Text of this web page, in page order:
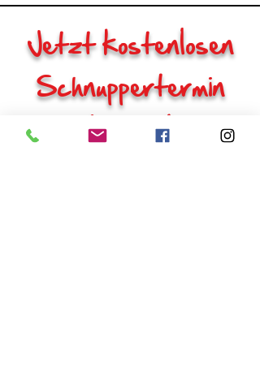
Jetzt kostenlosen
Schnuppertermin
buchen!